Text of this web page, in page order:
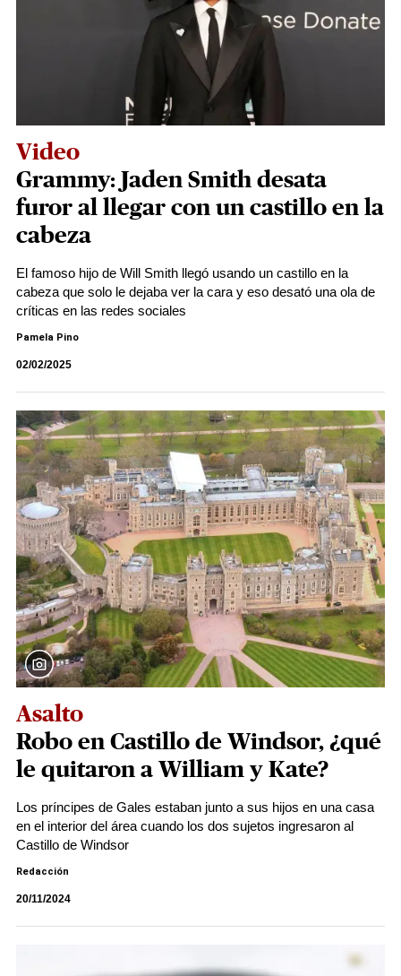
Video
Grammy: Jaden Smith desata
furor al llegar con un castillo en la
cabeza
El famoso hijo de Will Smith llegó usando un castillo en la
cabeza que solo le dejaba ver la cara y eso desató una ola de
críticas en las redes sociales
Pamela Pino
02/02/2025
Asalto
Robo en Castillo de Windsor, ¿qué
le quitaron a William y Kate?
Los príncipes de Gales estaban junto a sus hijos en una casa
en el interior del área cuando los dos sujetos ingresaron al
Castillo de Windsor
Redacción
20/11/2024